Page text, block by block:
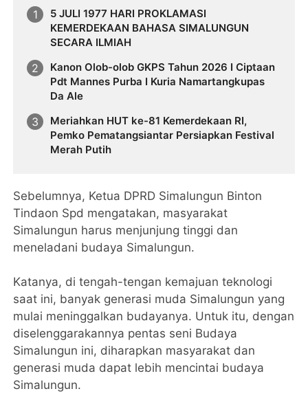
5 JULI 1977 HARI PROKLAMASI
KEMERDEKAAN BAHASA SIMALUNGUN
SECARA ILMIAH
Kanon Olob-olob GKPS Tahun 2026 I Ciptaan
Pdt Mannes Purba I Kuria Namartangkupas
Da Ale
Meriahkan HUT ke-81 Kemerdekaan RI,
Pemko Pematangsiantar Persiapkan Festival
Merah Putih
Sebelumnya, Ketua DPRD Simalungun Binton
Tindaon Spd mengatakan, masyarakat
Simalungun harus menjunjung tinggi dan
meneladani budaya Simalungun.
Katanya, di tengah-tengan kemajuan teknologi
saat ini, banyak generasi muda Simalungun yang
mulai meninggalkan budayanya. Untuk itu, dengan
diselenggarakannya pentas seni Budaya
Simalungun ini, diharapkan masyarakat dan
generasi muda dapat lebih mencintai budaya
Simalungun.